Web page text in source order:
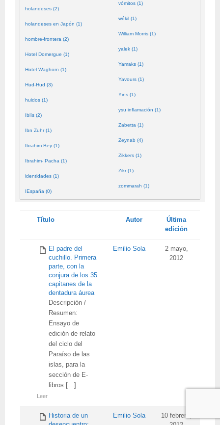
holandeses (2)
holandeses en Japón (1)
hombre-frontera (2)
Hotel Domergue (1)
Hotel Waghorn (1)
Hud-Hud (3)
huidos (1)
Iblís (2)
Ibn Zuhr (1)
Ibrahim Bey (1)
Ibrahim- Pacha (1)
identidades (1)
IEspaña (0)
vómitos (1)
wékil (1)
William Morris (1)
yalek (1)
Yamaks (1)
Yavours (1)
Yins (1)
ysu inflamación (1)
Zabetta (1)
Zeynab (4)
Zikkers (1)
Zikr (1)
zommarah (1)
Tienes
Título Autor
Última
edición
El padre del
cuchillo. Primera
parte, con la
conjura de los 35
capitanes de la
dentadura áurea
Descripción /
Resumen:
Ensayo de
edición de relato
del ciclo del
Paraíso de las
islas, para la
sección de E-
libros […]
Leer
Emilio Sola
2 mayo,
2012
Historia de un
Emilio Sola
10 febrero,